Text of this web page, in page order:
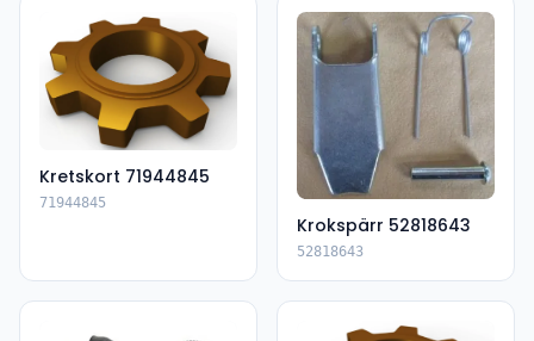
Kretskort 71944845
71944845
Krokspärr 52818643
52818643